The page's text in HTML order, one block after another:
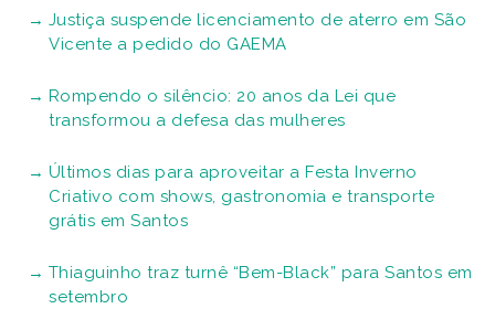
Justiça suspende licenciamento de aterro em São
Vicente a pedido do GAEMA
Rompendo o silêncio: 20 anos da Lei que
transformou a defesa das mulheres
Últimos dias para aproveitar a Festa Inverno
Criativo com shows, gastronomia e transporte
grátis em Santos
Thiaguinho traz turnê “Bem-Black” para Santos em
setembro